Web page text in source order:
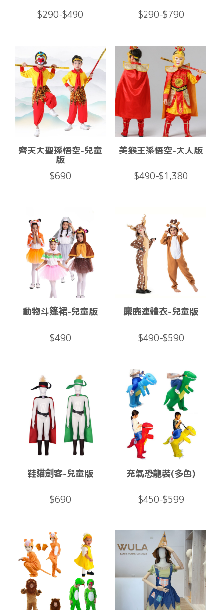
$290-$490 $290-$790
齊天大聖孫悟空-兒童
版
$690
美猴王孫悟空-大人版
$490-$1,380
動物斗篷裙-兒童版
$490
麋鹿連體衣-兒童版
$490-$590
鞋貓劍客-兒童版
$690
充氣恐龍裝(多色)
$450-$599